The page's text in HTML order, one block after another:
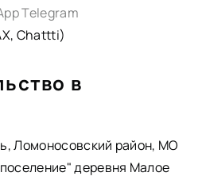
Telegram
Chattti)
в
Ломоносовский район, МО
деревня Малое